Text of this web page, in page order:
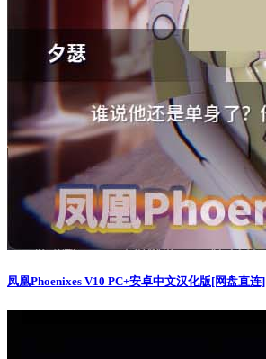
凤凰Phoenixes V10 PC+安卓中文汉化版[网盘直连]